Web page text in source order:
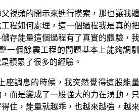
視頻的開示來進行摸索，那也讓我體
程如何處理，這一個過程我是真的把
能量這個過程有了真實的體驗，我
一個餘震工程的問題基本上能夠調馴
積累了很多的經驗。
座調息的時候，我突然覺得這股能量
而是變成了一股強大的力在湧動，只
住，能量就越乖，也越來越強，越來